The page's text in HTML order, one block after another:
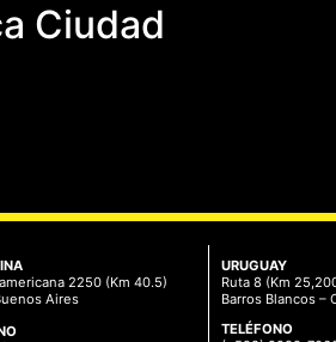
Ciudad
2250 (Km 40.5)
Aires
URUGUAY
Ruta 8 (Km
Barros Blancos –
TELÉFONO